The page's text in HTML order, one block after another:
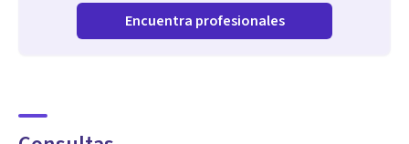
Encuentra profesionales